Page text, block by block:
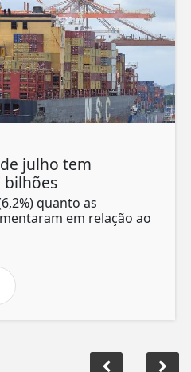
julho tem
bilhões
quanto as
em relação ao